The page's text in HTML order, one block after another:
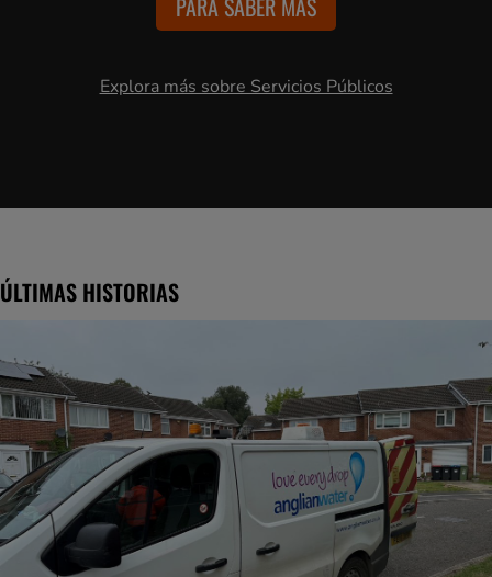
Explora más sobre Servicios Públicos
ÚLTIMAS HISTORIAS